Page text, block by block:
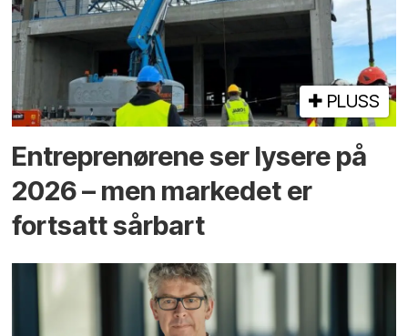
PLUSS
Entreprenørene ser lysere på
2026 – men markedet er
fortsatt sårbart